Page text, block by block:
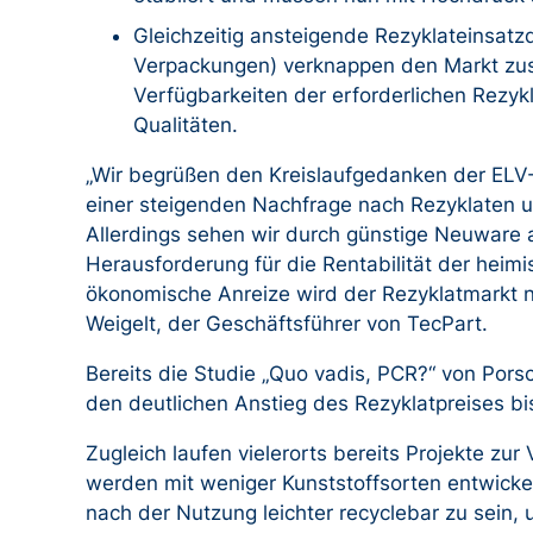
Gleichzeitig ansteigende
Verpackungen) verknappen den Markt
Verfügbarkeiten der erforderlichen
Qualitäten.
„Wir begrüßen den Kreislaufgedanken der
einer steigenden Nachfrage nach Rezyklaten
Allerdings sehen wir durch günstige Neuware
Herausforderung für die Rentabilität der
ökonomische Anreize wird der Rezyklatmarkt
Weigelt, der Geschäftsführer von TecPart.
Bereits die Studie „Quo vadis, PCR?“ von
den deutlichen Anstieg des Rezyklatpreises
Zugleich laufen vielerorts bereits Projekte zur
werden mit weniger Kunststoffsorten
nach der Nutzung leichter recyclebar zu sein,